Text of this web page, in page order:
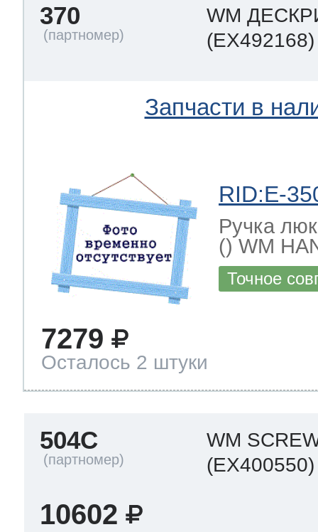
370
WM
(EX492168)
Запчасти в
RID:E-
Ручка
() WM
Точное
7279
Осталось 2 штуки
504C
WM
(EX400550)
10602